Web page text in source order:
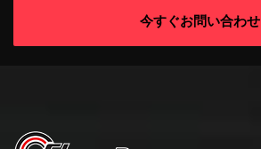
今すぐお問い合わせ